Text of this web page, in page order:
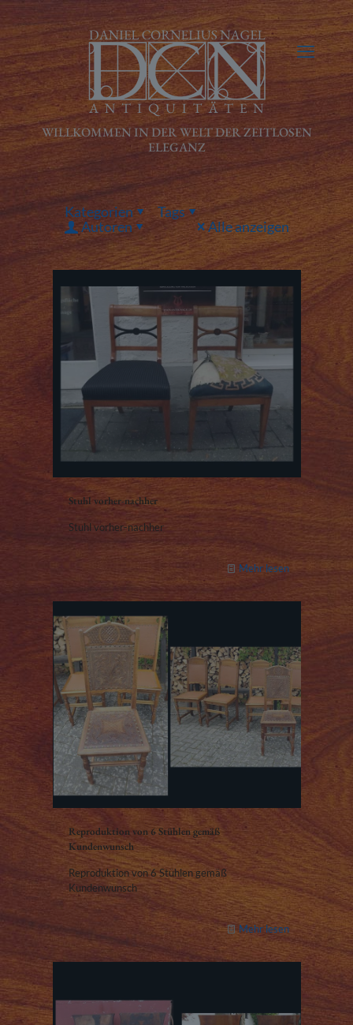
Kategorien
Tags
Autoren
Alle anzeigen
Stuhl vorher-nachher
Stuhl vorher-nachher
Mehr lesen
Reproduktion von 6 Stühlen gemäß
Kundenwunsch
Reproduktion von 6 Stühlen gemäß
Kundenwunsch
Mehr lesen